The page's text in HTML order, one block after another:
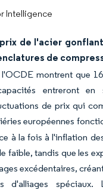
Intelligence
de l'acier
de
l'OCDE montrent que
entreront en
de prix qui
européennes
à la fois à l'inflation
faible, tandis que les
excédentaires,
d'alliages spéciaux.